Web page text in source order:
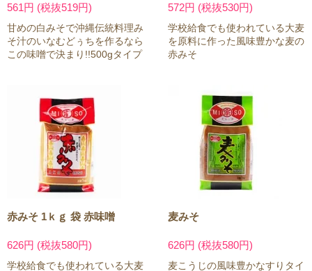
561円 (税抜519円)
甘めの白みそで沖縄伝統料理み
そ汁のいなむどぅちを作るなら
この味噌で決まり!!500gタイプ
572円 (税抜530円)
学校給食でも使われている大麦
を原料に作った風味豊かな麦の
赤みそ
赤みそ 1ｋｇ 袋 赤味噌
626円 (税抜580円)
学校給食でも使われている大麦
麦みそ
626円 (税抜580円)
麦こうじの風味豊かなすりタイ